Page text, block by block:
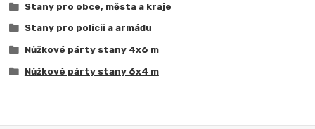
Stany pro obce, města a kraje
Stany pro policii a armádu
Nůžkové párty stany 4x6 m
Nůžkové párty stany 6x4 m